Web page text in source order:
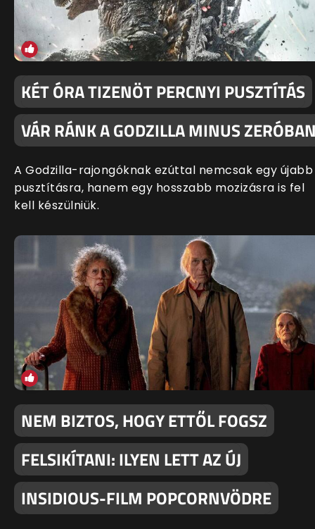
KÉT ÓRA TIZENÖT PERCNYI PUSZTÍTÁS
VÁR RÁNK A GODZILLA MINUS
A Godzilla-rajongóknak ezúttal nemcsak egy újabb
pusztításra, hanem egy hosszabb mozizásra is fel
kell készülniük.
NEM BIZTOS, HOGY ETTŐL FOGSZ
FELSIKÍTANI: ILYEN LETT AZ ÚJ
INSIDIOUS-FILM POPCORNVÖDRE